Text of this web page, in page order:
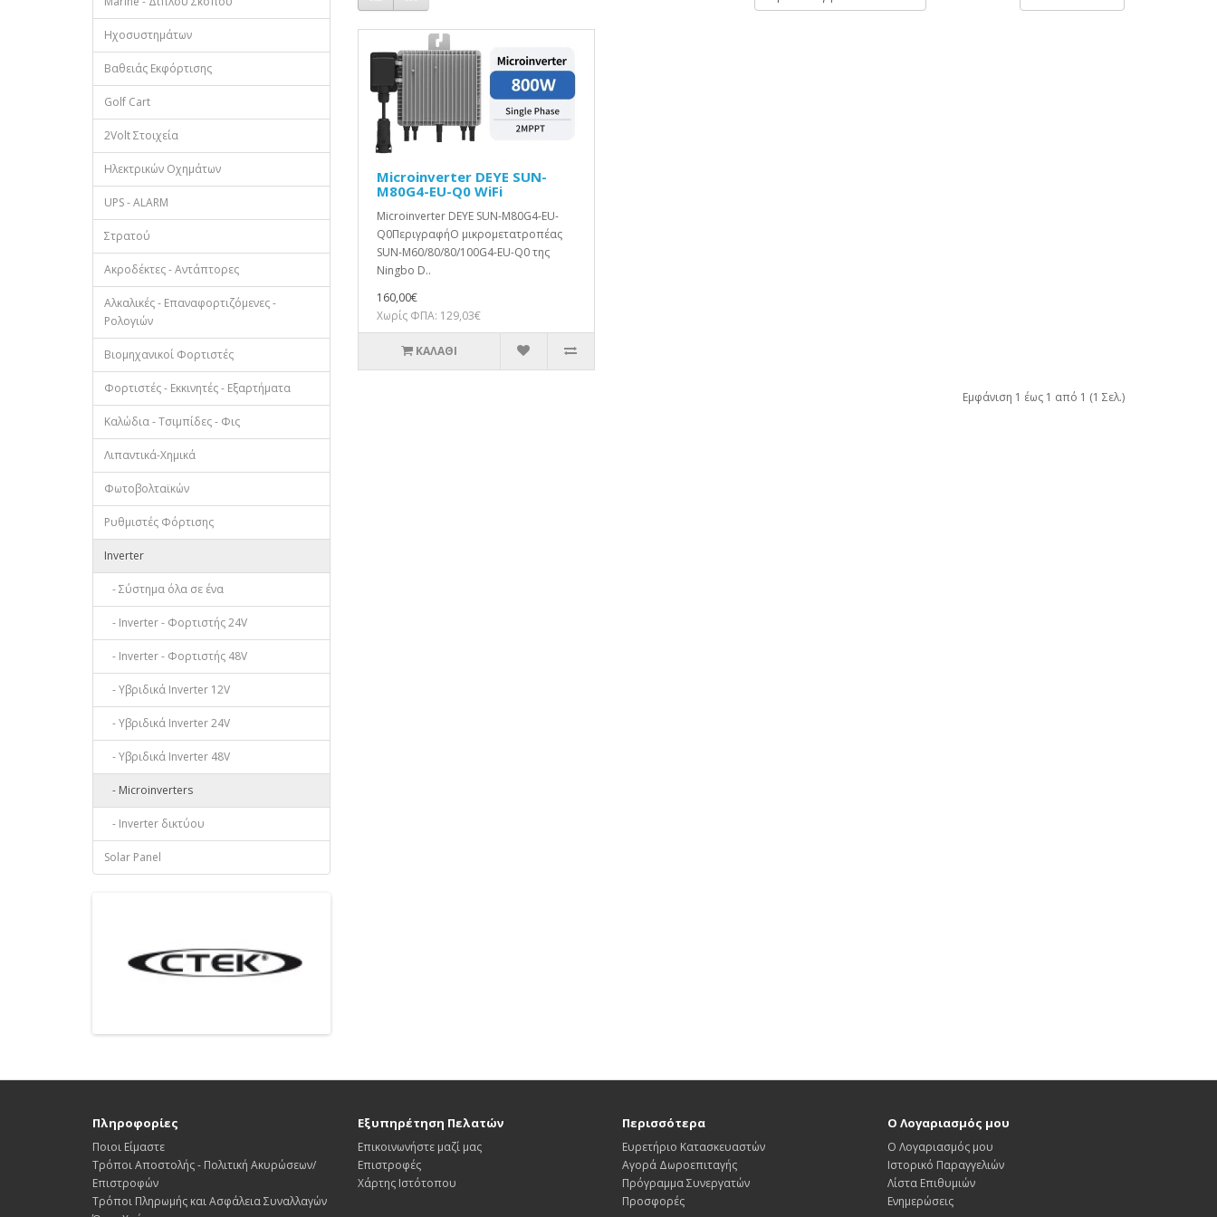
Ηχοσυστημάτων
Βαθειάς Εκφόρτισης
Golf Cart
2Volt Στοιχεία
Ηλεκτρικών Οχημάτων
UPS - ALARM
Στρατού
Ακροδέκτες - Αντάπτορες
Αλκαλικές - Επαναφορτιζόμενες -
Ρολογιών
Βιομηχανικοί Φορτιστές
Φορτιστές - Εκκινητές - Εξαρτήματα
Καλώδια - Τσιμπίδες - Φις
Λιπαντικά-Χημικά
Φωτοβολταϊκών
Ρυθμιστές Φόρτισης
Inverter
- Σύστημα όλα σε ένα
- Inverter - Φορτιστής 24V
- Inverter - Φορτιστής 48V
- Υβριδικά Inverter 12V
- Υβριδικά Inverter 24V
- Υβριδικά Inverter 48V
- Microinverters
- Inverter δικτύου
Solar Panel
Microinverter DEYE SUN-
M80G4-EU-Q0 WiFi
Microinverter DEYE SUN-M80G4-EU-
Q0ΠεριγραφήΟ μικρομετατροπέας
SUN-M60/80/80/100G4-EU-Q0 της
Ningbo D..
160,00€
Χωρίς ΦΠΑ: 129,03€
ΚΑΛΆΘΙ
Εμφάνιση 1 έως 1 από 1 (1 Σελ.)
Πληροφορίες
Ποιοι Είμαστε
Τρόποι Αποστολής - Πολιτική Ακυρώσεων/
Επιστροφών
Τρόποι Πληρωμής και Ασφάλεια Συναλλαγών
Εξυπηρέτηση Πελατών
Επικοινωνήστε μαζί μας
Επιστροφές
Χάρτης Ιστότοπου
Περισσότερα
Ευρετήριο Κατασκευαστών
Αγορά Δωροεπιταγής
Πρόγραμμα Συνεργατών
Προσφορές
Ο Λογαριασμός μου
Ο Λογαριασμός μου
Ιστορικό Παραγγελιών
Λίστα Επιθυμιών
Ενημερώσεις